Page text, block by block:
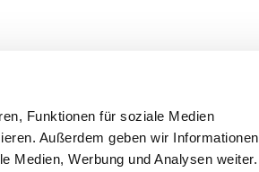
Funktionen für soziale Medien
Außerdem geben wir Informationen
Medien, Werbung und Analysen weiter.